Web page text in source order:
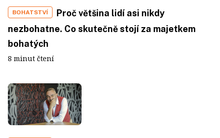
BOHATSTVÍ
Proč většina lidí asi nikdy
nezbohatne. Co skutečně stojí za majetkem
bohatých
8 minut čtení